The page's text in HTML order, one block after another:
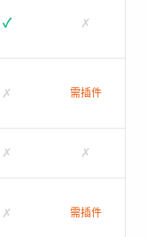
✓ ✗
✗ 需插件
✗ ✗
✗ 需插件